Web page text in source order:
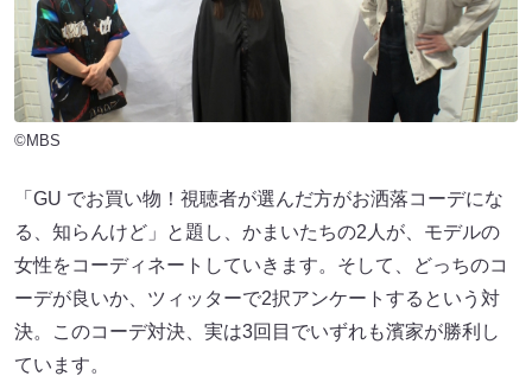
©MBS
「GU でお買い物！視聴者が選んだ方がお洒落コーデにな
る、知らんけど」と題し、かまいたちの2人が、モデルの
女性をコーディネートしていきます。そして、どっちのコ
ーデが良いか、ツィッターで2択アンケートするという対
決。このコーデ対決、実は3回目でいずれも濱家が勝利し
ています。